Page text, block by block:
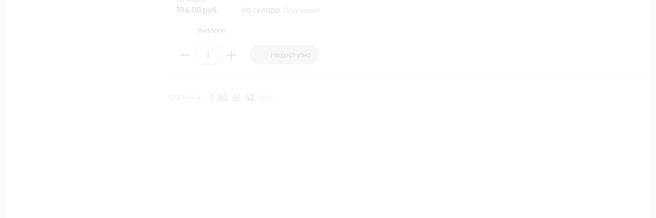
184.00 руб.
На складе:
Аналоги
Недоступно
1 40 41 42 43